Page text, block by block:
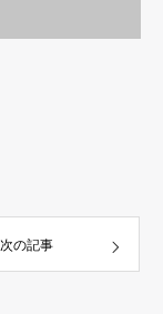
次の記事